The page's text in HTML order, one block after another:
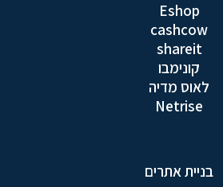
Eshop
cashcow
shareit
קונימבו
לאוס מדיה
Netrise
בניית אתרים